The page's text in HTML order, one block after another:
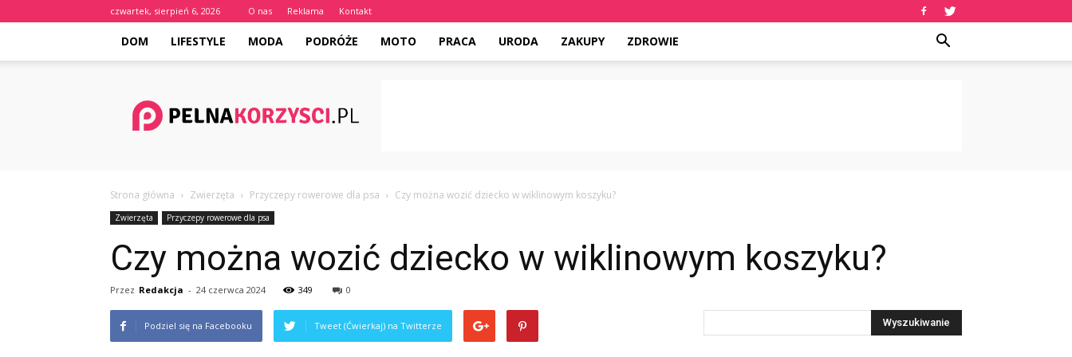
czwartek, sierpień 6, 2026 O nas Reklama Kontakt
DOM LIFESTYLE MODA PODRÓŻE MOTO PRACA URODA ZAKUPY ZDROWIE
Strona główna Zwierzęta Przyczepy rowerowe dla psa Czy można wozić dziecko w wiklinowym koszyku?
Zwierzęta Przyczepy rowerowe dla psa
Czy można wozić dziecko w wiklinowym koszyku?
Przez Redakcja - 24 czerwca 2024 349 0
Podziel się na Facebooku Tweet (Ćwierkaj) na Twitterze